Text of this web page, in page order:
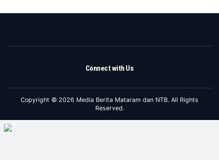
Connect with Us
Copyright © 2026 Media Berita Mataram dan NTB. All Rights
Reserved.